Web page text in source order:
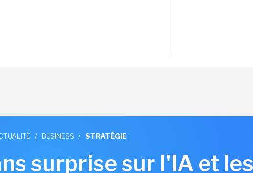
/ BUSINESS / STRATÉGIE
surprise sur l'IA et les